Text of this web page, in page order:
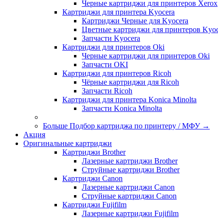
Черные картриджи для принтеров Xerox
Картриджи для принтера Kyocera
Картриджи Черные для Kyocera
Цветные картриджи для принтеров
Запчасти Kyocera
Картриджи для принтеров Oki
Черные картриджи для принтеров Oki
Запчасти OKI
Картриджи для принтеров Ricoh
Чёрные картриджи для Ricoh
Запчасти Ricoh
Картриджи для принтера Konica Minolta
Запчасти Koniсa Minolta
Больше Подбор картриджа по принтеру / МФУ →
Акция
Оригинальные картриджи
Картриджи Brother
Лазерные картриджи Brother
Струйные картриджи Brother
Картриджи Canon
Лазерные картриджи Canon
Струйные картриджи Canon
Картриджи Fujifilm
Лазерные картриджи Fujifilm